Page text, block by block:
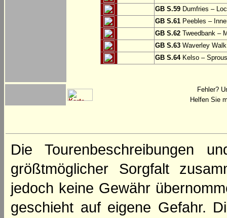
GB S.59 Dumfries –
GB S.61 Peebles –
GB S.62 Tweedbank –
GB S.63 Waverley
GB S.64Kelso –
Fehler?
Helfen Sie
Die Tourenbeschreibungen
größtmöglicher Sorgfalt
jedoch keine Gewähr
geschieht auf eigene Gefahr.